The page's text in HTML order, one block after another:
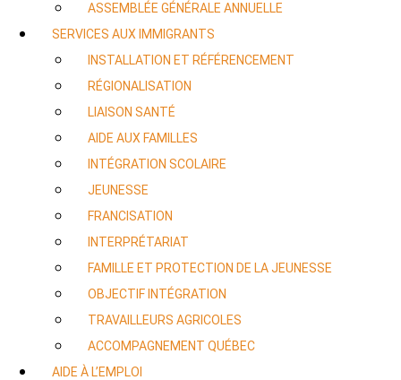
ASSEMBLÉE GÉNÉRALE ANNUELLE
SERVICES AUX IMMIGRANTS
INSTALLATION ET RÉFÉRENCEMENT
RÉGIONALISATION
LIAISON SANTÉ
AIDE AUX FAMILLES
INTÉGRATION SCOLAIRE
JEUNESSE
FRANCISATION
INTERPRÉTARIAT
FAMILLE ET PROTECTION DE LA JEUNESSE
OBJECTIF INTÉGRATION
TRAVAILLEURS AGRICOLES
ACCOMPAGNEMENT QUÉBEC
AIDE À L’EMPLOI